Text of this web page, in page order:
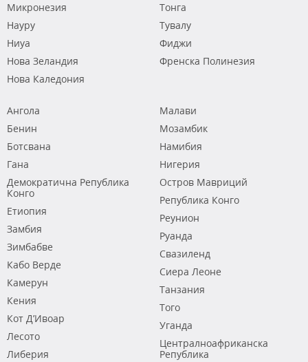
Микронезия
Науру
Ниуа
Нова Зеландия
Нова Каледония
Тонга
Тувалу
Фиджи
Френска Полинезия
Ангола
Бенин
Ботсвана
Гана
Демократична Република
Конго
Етиопия
Замбия
Зимбабве
Кабо Верде
Камерун
Кения
Кот Д’Ивоар
Лесото
Либерия
Малави
Мозамбик
Намибия
Нигерия
Остров Мавриций
Република Конго
Реунион
Руанда
Свазиленд
Сиера Леоне
Танзания
Того
Уганда
Централноафриканска
Република